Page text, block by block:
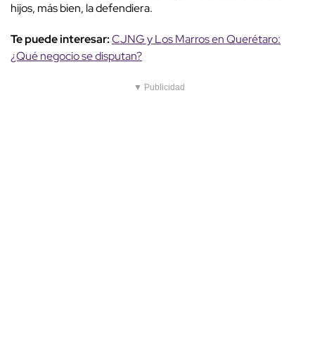
hijos, más bien, la defendiera.
Te puede interesar:CJNG y Los Marros en Querétaro:
¿Qué negocio se disputan?
▼ Publicidad